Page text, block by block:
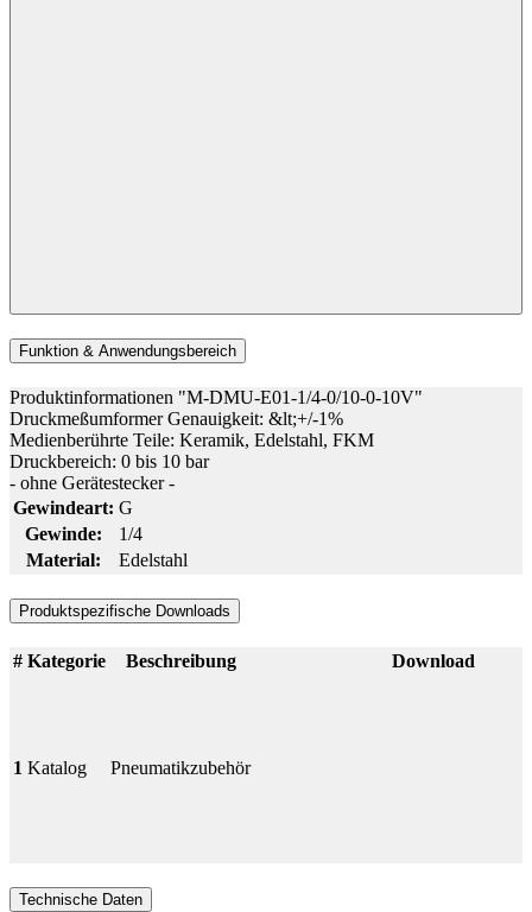
Funktion & Anwendungsbereich
Produktinformationen "M-DMU-E01-1/4-0/10-0-10V"
Druckmeßumformer Genauigkeit: &lt;+/-1%
Medienberührte Teile: Keramik, Edelstahl, FKM
Druckbereich: 0 bis 10 bar
- ohne Gerätestecker -
Gewindeart: G
Gewinde:
1/4
Material:
Edelstahl
Produktspezifische Downloads
# Kategorie Beschreibung Download
1 Katalog Pneumatikzubehör
Technische Daten